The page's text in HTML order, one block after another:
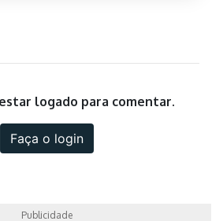
logado para comentar.
Faça o login
Publicidade